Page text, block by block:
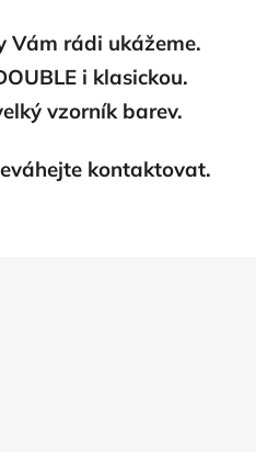
Vám rádi ukážeme.
i klasickou.
vzorník barev.
kontaktovat.